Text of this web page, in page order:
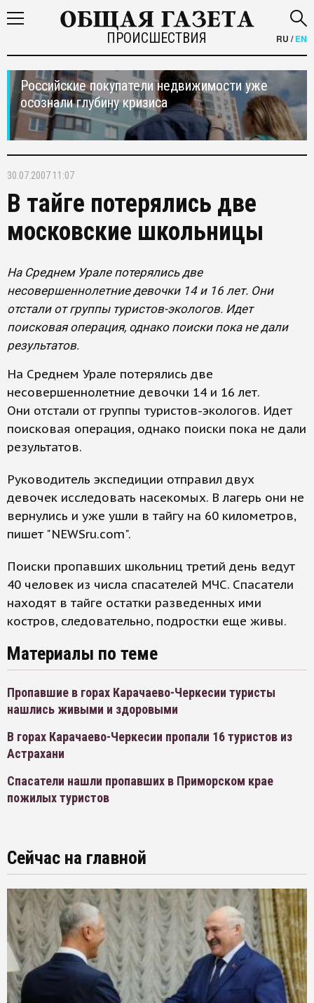
ПРОИСШЕСТВИЯ RU /EN
Российские покупатели недвижимости уже
осознали глубину кризиса
30.07.2007 11:07
В тайге потерялись две
московские школьницы
На Среднем Урале потерялись две
несовершеннолетние девочки 14 и 16 лет. Они
отстали от группы туристов-экологов. Идет
поисковая операция, однако поиски пока не дали
результатов.
На Среднем Урале потерялись две
несовершеннолетние девочки 14 и 16 лет.
Они отстали от группы туристов-экологов. Идет
поисковая операция, однако поиски пока не дали
результатов.
Руководитель экспедиции отправил двух
девочек исследовать насекомых. В лагерь они не
вернулись и уже ушли в тайгу на 60 километров,
пишет "NEWSru.com".
Поиски пропавших школьниц третий день ведут
40 человек из числа спасателей МЧС. Спасатели
находят в тайге остатки разведенных ими
костров, следовательно, подростки еще живы.
Материалы по теме
Пропавшие в горах Карачаево-Черкесии туристы
нашлись живыми и здоровыми
В горах Карачаево-Черкесии пропали 16 туристов из
Астрахани
Спасатели нашли пропавших в Приморском крае
пожилых туристов
Сейчас на главной